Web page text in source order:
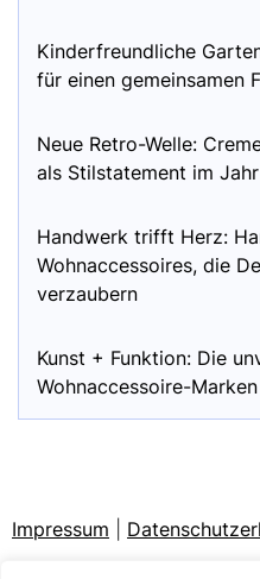
Kinderfreundliche
für einen gemeinsamen
Neue Retro-Welle:
als Stilstatement im
Handwerk trifft Herz:
Wohnaccessoires, die
verzaubern
Kunst + Funktion: Die
Wohnaccessoire-
Impressum